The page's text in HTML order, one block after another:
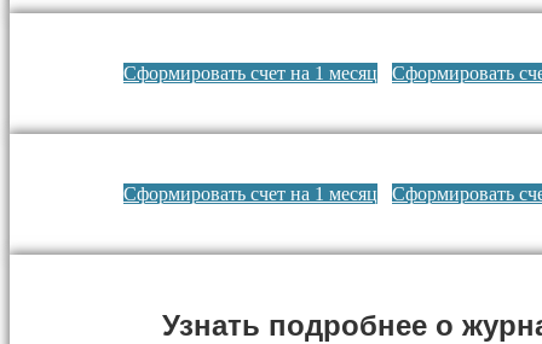
Сформировать счет на 1 месяц Сформировать
Сформировать счет на 1 месяц Сформировать
Узнать подробнее о